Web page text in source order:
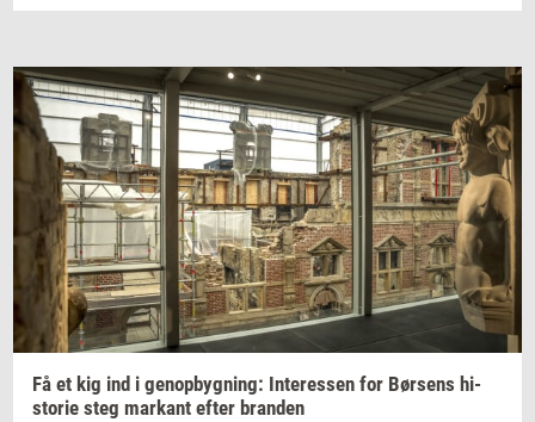
Få et kig ind i genop­byg­ning: In­ter­es­sen for Bør­sens hi­
sto­rie steg mar­kant efter bran­den